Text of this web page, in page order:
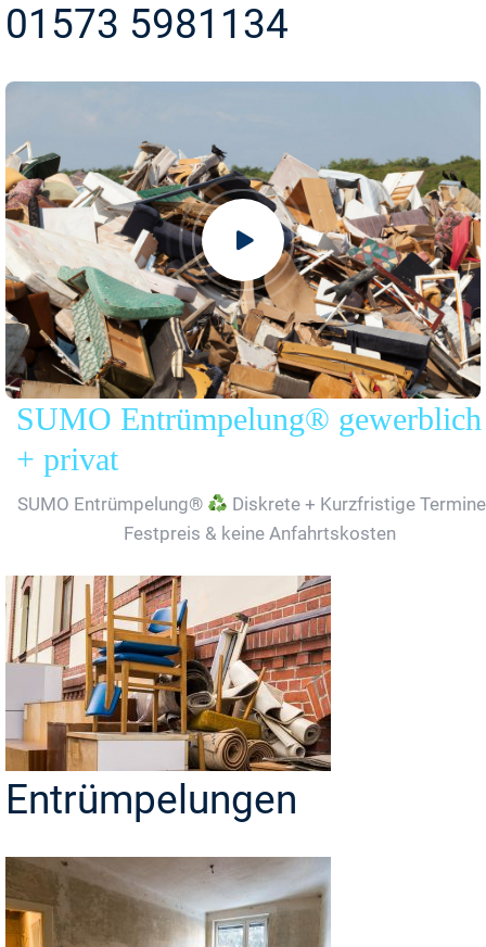
01573 5981134
SUMO Entrümpelung® gewerblich
+ privat
SUMO Entrümpelung®
Diskrete + Kurzfristige
Festpreis & keine Anfahrtskosten
Entrümpelungen